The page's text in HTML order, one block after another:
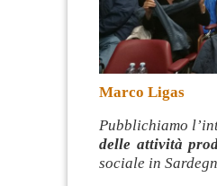
Marco Ligas
Pubblichiamo
delle attività
sociale in